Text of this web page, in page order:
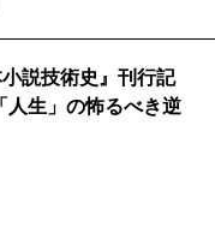
説技術史』刊行記
生」の怖るべき逆